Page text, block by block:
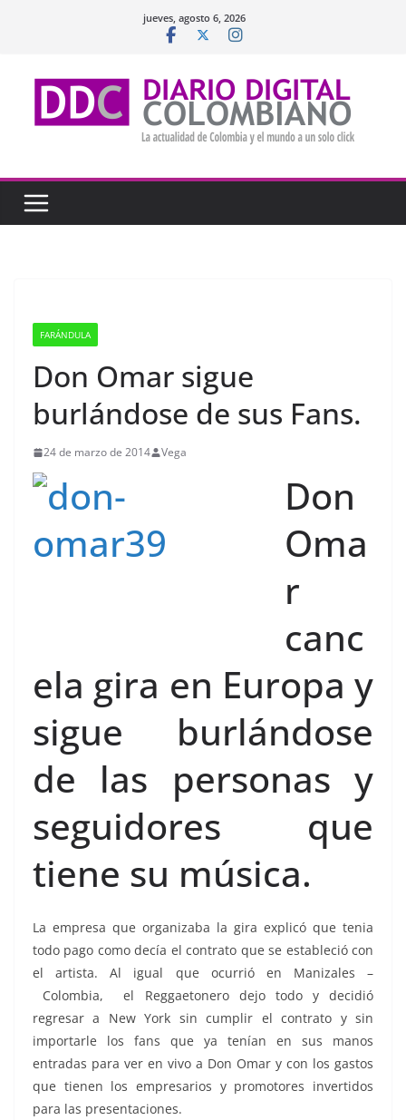
jueves, agosto 6, 2026
FARÁNDULA
Don Omar sigue
burlándose de sus Fans.
24 de marzo de 2014 Vega
Don
Oma
r
canc
ela gira en Europa y
sigue burlándose
de las personas y
seguidores que
tiene su música.
La empresa que organizaba la gira explicó que tenia
todo pago como decía el contrato que se estableció con
el artista. Al igual que ocurrió en Manizales –
Colombia, el Reggaetonero dejo todo y decidió
regresar a New York sin cumplir el contrato y sin
importarle los fans que ya tenían en sus manos
entradas para ver en vivo a Don Omar y con los gastos
que tienen los empresarios y promotores invertidos
para las presentaciones.